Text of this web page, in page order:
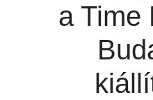
a Time